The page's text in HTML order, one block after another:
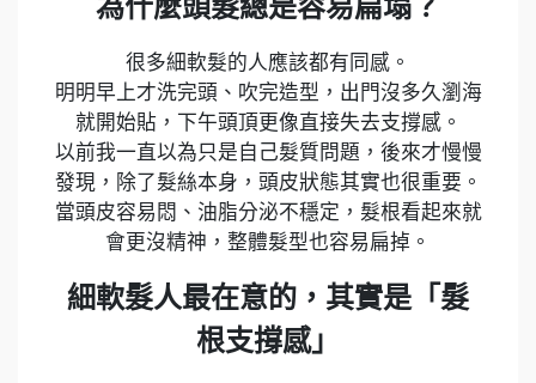
為什麼頭髮總是容易扁塌？
很多細軟髮的人應該都有同感。
明明早上才洗完頭、吹完造型，出門沒多久瀏海
就開始貼，下午頭頂更像直接失去支撐感。
以前我一直以為只是自己髮質問題，後來才慢慢
發現，除了髮絲本身，頭皮狀態其實也很重要。
當頭皮容易悶、油脂分泌不穩定，髮根看起來就
會更沒精神，整體髮型也容易扁掉。
細軟髮人最在意的，其實是「髮
根支撐感」